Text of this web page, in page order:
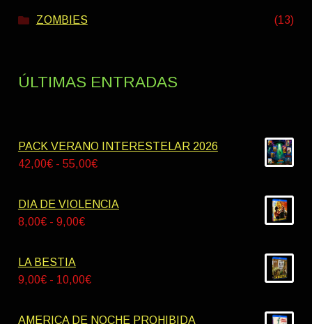
ZOMBIES (13)
ÚLTIMAS ENTRADAS
PACK VERANO INTERESTELAR 2026
42,00€ - 55,00€Rango
precios:
DIA DE VIOLENCIA
8,00€ - 9,00€Rango
desde
LA BESTIA
9,00€ - 10,00€Rango
precios:
AMERICA DE NOCHE PROHIBIDA